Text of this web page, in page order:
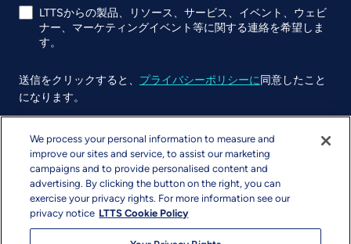
LTTSからの製品、リソース、サービス、イベント、ウェビ
ナー、マーケティングイベント等に関する連絡を希望しま
す。
送信をクリックすると、 プライバシーポリシーに同意したこと
になります。
We process your personal information to measure and
improve our sites and service, to assist our marketing
campaigns and to provide personalised content and
advertising. By clicking the button on the right, you can
exercise your privacy rights. For more information see our
privacy notice LTTS Cookie Policy